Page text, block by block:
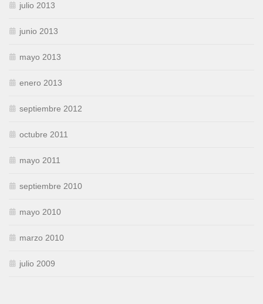
julio 2013
junio 2013
mayo 2013
enero 2013
septiembre 2012
octubre 2011
mayo 2011
septiembre 2010
mayo 2010
marzo 2010
julio 2009